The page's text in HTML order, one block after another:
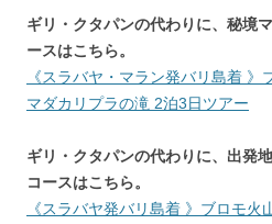
ギリ・クタパンの代わりに、秘境
ースはこちら。
《スラバヤ・マラン発バリ島着
マダカリプラの滝 2泊3日ツアー
ギリ・クタパンの代わりに、出発
コースはこちら。
《スラバヤ発バリ島着 》ブロモ